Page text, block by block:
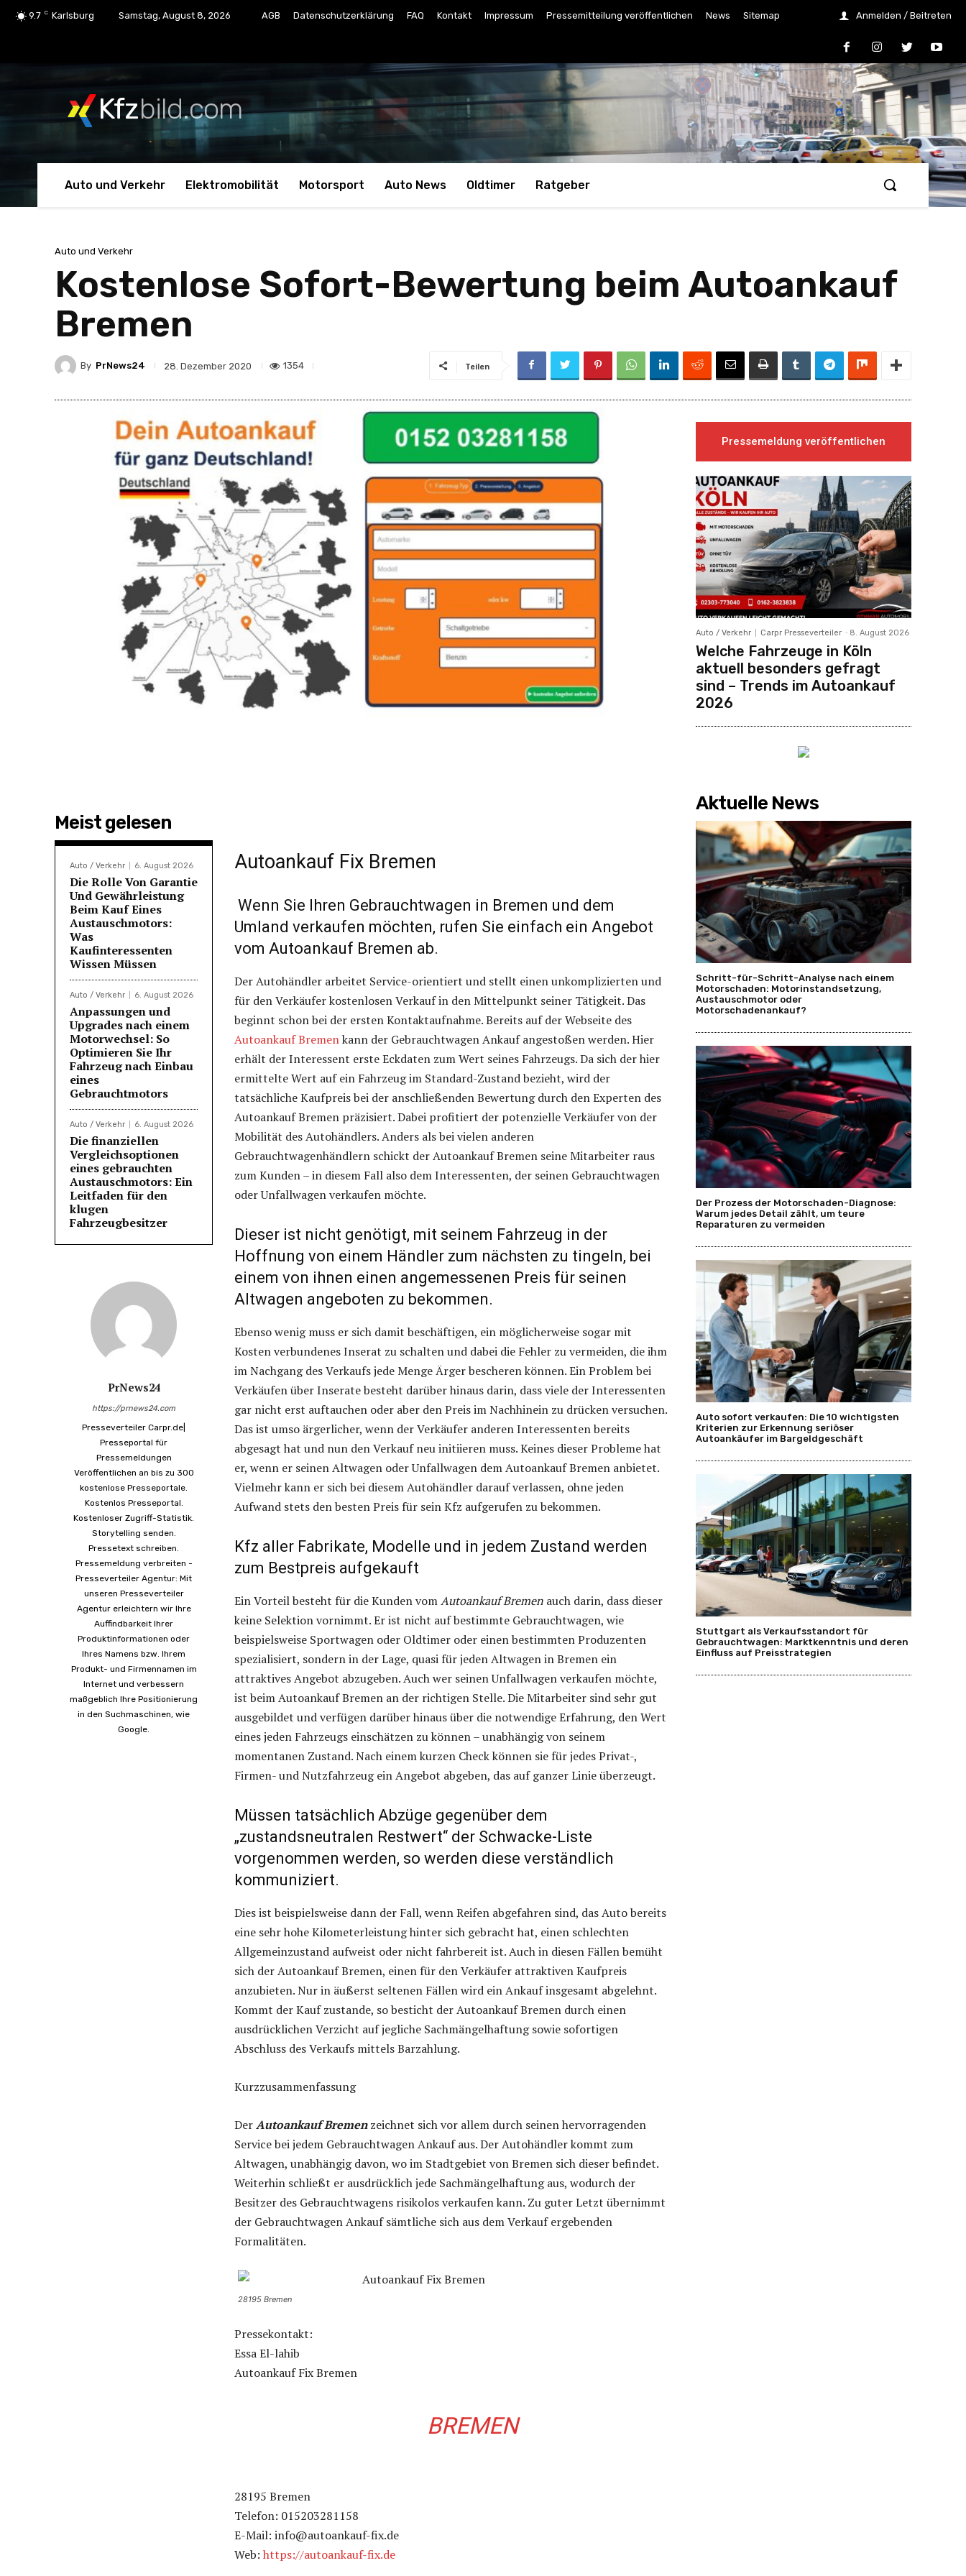
9.7 C Karlsburg Samstag, August 8, 2026 AGB Datenschutzerklärung FAQ Kontakt Impressum Pressemitteilung veröffentlichen News Sitemap Anmelden / Beitreten
Kfzbild.com
Auto und Verkehr Elektromobilität Motorsport Auto News Oldtimer Ratgeber
Auto und Verkehr
Kostenlose Sofort-Bewertung beim Autoankauf
Bremen
By PrNews24 28. Dezember 2020 1354 Teilen
Meist gelesen
Auto / Verkehr 6. August 2026
Die Rolle Von Garantie
Und Gewährleistung
Beim Kauf Eines
Austauschmotors:
Was
Kaufinteressenten
Wissen Müssen
Auto / Verkehr 6. August 2026
Anpassungen und
Upgrades nach einem
Motorwechsel: So
Optimieren Sie Ihr
Fahrzeug nach Einbau
eines
Gebrauchtmotors
Auto / Verkehr 6. August 2026
Die finanziellen
Vergleichsoptionen
eines gebrauchten
Austauschmotors: Ein
Leitfaden für den
klugen
Fahrzeugbesitzer
PrNews24
https://prnews24.com
Presseverteiler Carpr.de|
Presseportal für
Pressemeldungen
Veröffentlichen an bis zu 300
kostenlose Presseportale.
Kostenlos Presseportal.
Kostenloser Zugriff-Statistik.
Storytelling senden.
Pressetext schreiben.
Pressemeldung verbreiten -
Presseverteiler Agentur: Mit
unseren Presseverteiler
Agentur erleichtern wir Ihre
Auffindbarkeit Ihrer
Produktinformationen oder
Ihres Namens bzw. Ihrem
Produkt- und Firmennamen im
Internet und verbessern
maßgeblich Ihre Positionierung
in den Suchmaschinen, wie
Google.
Autoankauf Fix Bremen
Wenn Sie Ihren Gebrauchtwagen in Bremen und dem
Umland verkaufen möchten, rufen Sie einfach ein Angebot
vom Autoankauf Bremen ab.
Der Autohändler arbeitet Service-orientiert und stellt einen unkomplizierten und
für den Verkäufer kostenlosen Verkauf in den Mittelpunkt seiner Tätigkeit. Das
beginnt schon bei der ersten Kontaktaufnahme. Bereits auf der Webseite des
Autoankauf Bremenkann der Gebrauchtwagen Ankauf angestoßen werden. Hier
erhält der Interessent erste Eckdaten zum Wert seines Fahrzeugs. Da sich der hier
ermittelte Wert auf ein Fahrzeug im Standard-Zustand bezieht, wird der
tatsächliche Kaufpreis bei der anschließenden Bewertung durch den Experten des
Autoankauf Bremen präzisiert. Dabei profitiert der potenzielle Verkäufer von der
Mobilität des Autohändlers. Anders als bei vielen anderen
Gebrauchtwagenhändlern schickt der Autoankauf Bremen seine Mitarbeiter raus
zum Kunden – in diesem Fall also dem Interessenten, der seinen Gebrauchtwagen
oder Unfallwagen verkaufen möchte.
Dieser ist nicht genötigt, mit seinem Fahrzeug in der
Hoffnung von einem Händler zum nächsten zu tingeln, bei
einem von ihnen einen angemessenen Preis für seinen
Altwagen angeboten zu bekommen.
Ebenso wenig muss er sich damit beschäftigen, ein möglicherweise sogar mit
Kosten verbundenes Inserat zu schalten und dabei die Fehler zu vermeiden, die ihm
im Nachgang des Verkaufs jede Menge Ärger bescheren können. Ein Problem bei
Verkäufen über Inserate besteht darüber hinaus darin, dass viele der Interessenten
gar nicht erst auftauchen oder aber den Preis im Nachhinein zu drücken versuchen.
Das ist umso ärgerlicher, wenn der Verkäufer anderen Interessenten bereits
abgesagt hat und nun den Verkauf neu initiieren muss. Keines dieser Probleme hat
er, wenn er seinen Altwagen oder Unfallwagen dem Autoankauf Bremen anbietet.
Vielmehr kann er sich bei diesem Autohändler darauf verlassen, ohne jeden
Aufwand stets den besten Preis für sein Kfz aufgerufen zu bekommen.
Kfz aller Fabrikate, Modelle und in jedem Zustand werden
zum Bestpreis aufgekauft
Ein Vorteil besteht für die Kunden vomAutoankauf Bremen auch darin, dass dieser
keine Selektion vornimmt. Er ist nicht auf bestimmte Gebrauchtwagen, wie
beispielsweise Sportwagen oder Oldtimer oder einen bestimmten Produzenten
spezialisiert, sondern in der Lage, quasi für jeden Altwagen in Bremen ein
attraktives Angebot abzugeben. Auch wer seinen Unfallwagen verkaufen möchte,
ist beim Autoankauf Bremen an der richtigen Stelle. Die Mitarbeiter sind sehr gut
ausgebildet und verfügen darüber hinaus über die notwendige Erfahrung, den Wert
eines jeden Fahrzeugs einschätzen zu können – unabhängig von seinem
momentanen Zustand. Nach einem kurzen Check können sie für jedes Privat-,
Firmen- und Nutzfahrzeug ein Angebot abgeben, das auf ganzer Linie überzeugt.
Müssen tatsächlich Abzüge gegenüber dem
„zustandsneutralen Restwert“ der Schwacke-Liste
vorgenommen werden, so werden diese verständlich
kommuniziert.
Dies ist beispielsweise dann der Fall, wenn Reifen abgefahren sind, das Auto bereits
eine sehr hohe Kilometerleistung hinter sich gebracht hat, einen schlechten
Allgemeinzustand aufweist oder nicht fahrbereit ist. Auch in diesen Fällen bemüht
sich der Autoankauf Bremen, einen für den Verkäufer attraktiven Kaufpreis
anzubieten. Nur in äußerst seltenen Fällen wird ein Ankauf insgesamt abgelehnt.
Kommt der Kauf zustande, so besticht der Autoankauf Bremen durch einen
ausdrücklichen Verzicht auf jegliche Sachmängelhaftung sowie sofortigen
Abschluss des Verkaufs mittels Barzahlung.
Kurzzusammenfassung
DerAutoankauf Bremenzeichnet sich vor allem durch seinen hervorragenden
Service bei jedem Gebrauchtwagen Ankauf aus. Der Autohändler kommt zum
Altwagen, unabhängig davon, wo im Stadtgebiet von Bremen sich dieser befindet.
Weiterhin schließt er ausdrücklich jede Sachmängelhaftung aus, wodurch der
Besitzer des Gebrauchtwagens risikolos verkaufen kann. Zu guter Letzt übernimmt
der Gebrauchtwagen Ankauf sämtliche sich aus dem Verkauf ergebenden
Formalitäten.
28195 Bremen
Pressekontakt:
Essa El-lahib
Autoankauf Fix Bremen
BREMEN
28195 Bremen
Telefon: 015203281158
E-Mail: info@autoankauf-fix.de
Web: https://autoankauf-fix.de
Pressemeldung veröffentlichen
Auto / Verkehr Carpr Presseverteiler - 8. August 2026
Welche Fahrzeuge in Köln
aktuell besonders gefragt
sind – Trends im Autoankauf
2026
Aktuelle News
Schritt-für-Schritt-Analyse nach einem
Motorschaden: Motorinstandsetzung,
Austauschmotor oder
Motorschadenankauf?
Der Prozess der Motorschaden-Diagnose:
Warum jedes Detail zählt, um teure
Reparaturen zu vermeiden
Auto sofort verkaufen: Die 10 wichtigsten
Kriterien zur Erkennung seriöser
Autoankäufer im Bargeldgeschäft
Stuttgart als Verkaufsstandort für
Gebrauchtwagen: Marktkenntnis und deren
Einfluss auf Preisstrategien